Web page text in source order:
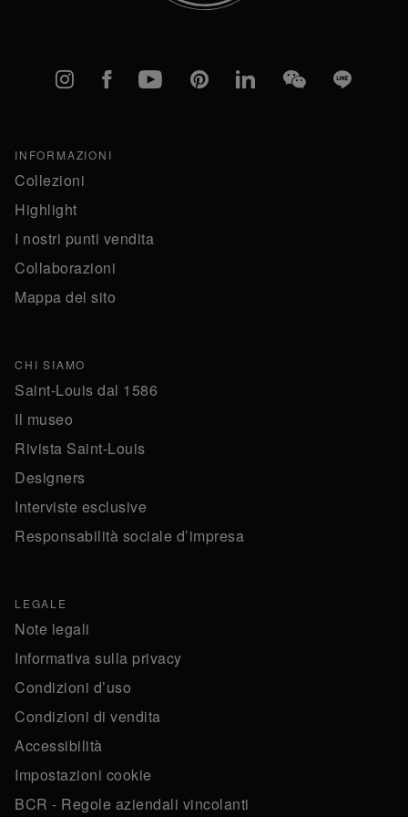
Instagram
FacebookYouTubePinterestlinkedInWeChatLine
INFORMAZIONI
Collezioni
Highlight
I nostri punti vendita
Collaborazioni
Mappa del sito
CHI SIAMO
Saint-Louis dal 1586
Il museo
Rivista Saint-Louis
Designers
Interviste esclusive
Responsabilità sociale d’impresa
LEGALE
Note legali
Informativa sulla privacy
Condizioni d’uso
Condizioni di vendita
Accessibilità
Impostazioni cookie
BCR - Regole aziendali vincolanti